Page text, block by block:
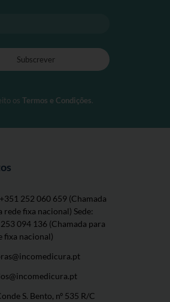
os Termos e Condições.
252 060 659 (Chamada
rede fixa nacional) Sede:
094 136 (Chamada para
fixa nacional)
S. Bento, nº 535 R/C